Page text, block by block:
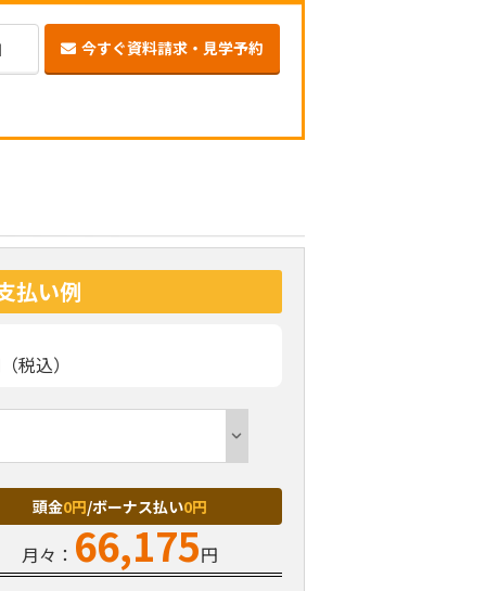
今すぐ資料請求・見学予約
払い例
税込）
頭金0円/ボーナス払い0円
月々： 66,175円